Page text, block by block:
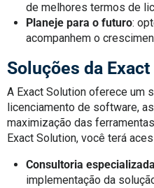
de melhores termos de
Planeje para o futuro:
acompanhem o
Soluções da
A Exact Solution oferece um
licenciamento de software,
maximização das
Exact Solution, você terá
Consultoria
implementação da